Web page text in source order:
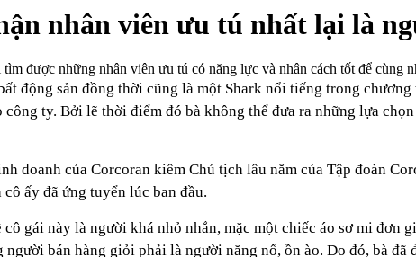
nhân viên ưu tú nhất lại là
được những nhân viên ưu tú có năng lực và nhân cách tốt để cùng
động sản đồng thời cũng là một Shark nổi tiếng trong
ty. Bởi lẽ thời điểm đó bà không thể đưa ra những lựa
doanh của Corcoran kiêm Chủ tịch lâu năm của Tập đoàn
ấy đã ứng tuyển lúc ban đầu.
gái này là người khá nhỏ nhắn, mặc một chiếc áo sơ mi đơn
bán hàng giỏi phải là người năng nổ, ồn ào. Do đó, bà